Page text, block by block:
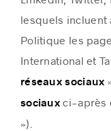
lesquels incluent
Politique les
International et
réseaux sociaux
sociaux ci-après
»).